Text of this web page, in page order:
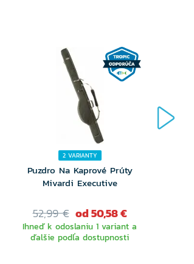
2 VARIANTY
Puzdro Na Kaprové Prúty
Mivardi Executive
52,99 € od 50,58 €
Ihneď k odoslaniu 1 variant a
ďalšie podľa dostupnosti